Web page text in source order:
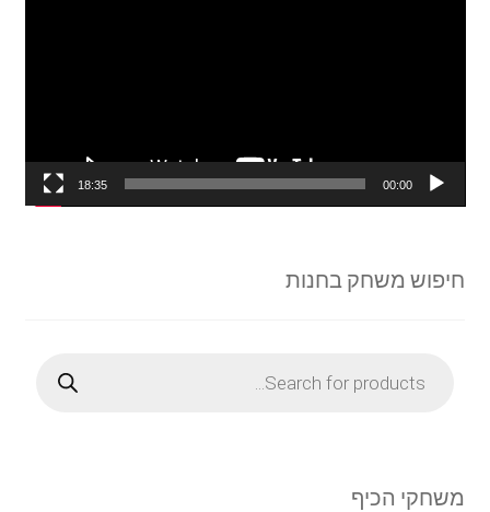
00:00
18:35
חיפוש משחק בחנות
search
משחקי הכיף